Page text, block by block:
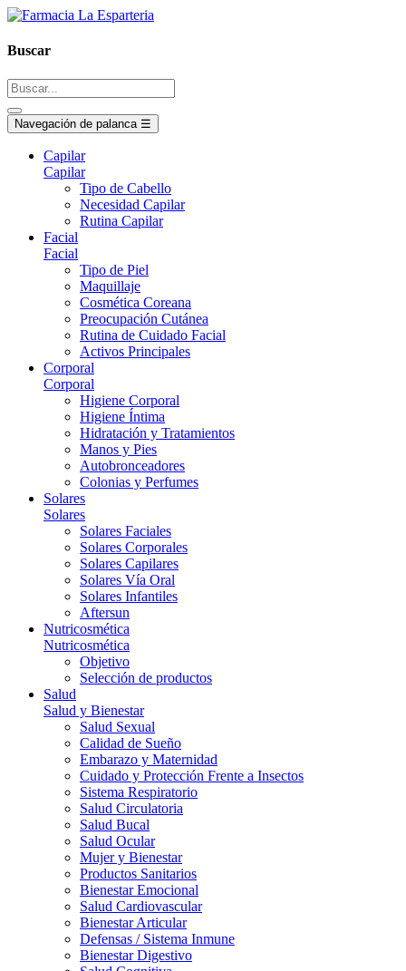
Buscar
Navegación de palanca ☰
Capilar
Capilar
Tipo de Cabello
Necesidad Capilar
Rutina Capilar
Facial
Facial
Tipo de Piel
Maquillaje
Cosmética Coreana
Preocupación Cutánea
Rutina de Cuidado Facial
Activos Principales
Corporal
Corporal
Higiene Corporal
Higiene Íntima
Hidratación y Tratamientos
Manos y Pies
Autobronceadores
Colonias y Perfumes
Solares
Solares
Solares Faciales
Solares Corporales
Solares Capilares
Solares Vía Oral
Solares Infantiles
Aftersun
Nutricosmética
Nutricosmética
Objetivo
Selección de productos
Salud
Salud y Bienestar
Salud Sexual
Calidad de Sueño
Embarazo y Maternidad
Cuidado y Protección Frente a Insectos
Sistema Respiratorio
Salud Circulatoria
Salud Bucal
Salud Ocular
Mujer y Bienestar
Productos Sanitarios
Bienestar Emocional
Salud Cardiovascular
Bienestar Articular
Defensas / Sistema Inmune
Bienestar Digestivo